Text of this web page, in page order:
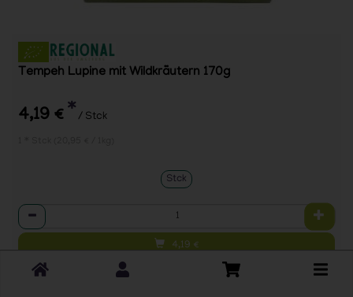
Tempeh Lupine mit Wildkräutern 170g
4,19 € * / Stck
Stck
Anzahl
4,19 €
Toggle